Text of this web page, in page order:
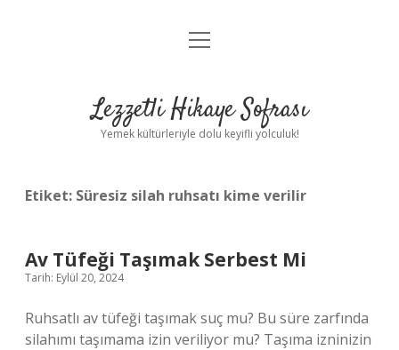
Anasayfa
Yasal Uyarı
menüyü
Lezzetli Hikaye Sofrası
Yemek kültürleriyle dolu keyifli yolculuk!
Etiket: Süresiz silah ruhsatı kime verilir
Av Tüfeği Taşımak Serbest Mi
Tarih: Eylül 20, 2024
Ruhsatlı av tüfeği taşımak suç mu? Bu süre zarfında
silahımı taşımama izin veriliyor mu? Taşıma izninizin